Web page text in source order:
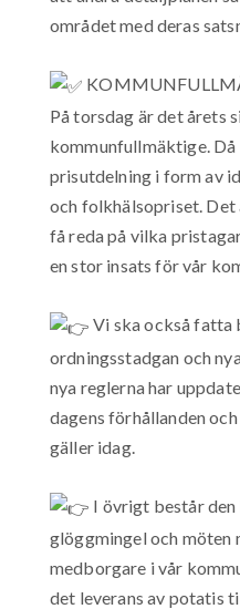
området med deras
På torsdag är det årets
kommunfullmäktige.
prisutdelning i form av
och folkhälsopriset. Det
få reda på vilka
en stor insats för vår
Vi ska också fatta
ordningsstadgan och
nya reglerna har
dagens förhållanden
gäller idag.
I övrigt består den
glöggmingel och möten
medborgare i vår
det leverans av potatis